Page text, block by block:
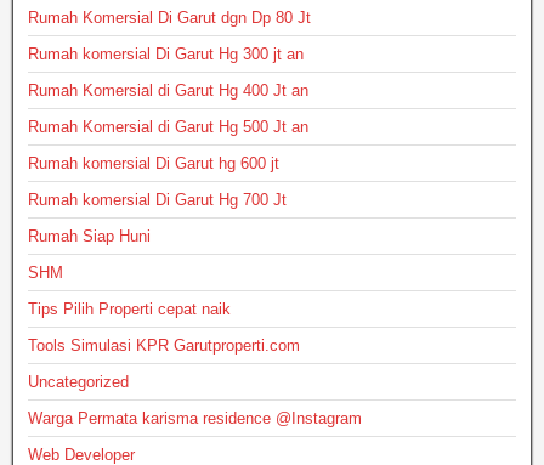
Rumah Komersial Di Garut dgn Dp 80 Jt
Rumah komersial Di Garut Hg 300 jt an
Rumah Komersial di Garut Hg 400 Jt an
Rumah Komersial di Garut Hg 500 Jt an
Rumah komersial Di Garut hg 600 jt
Rumah komersial Di Garut Hg 700 Jt
Rumah Siap Huni
SHM
Tips Pilih Properti cepat naik
Tools Simulasi KPR Garutproperti.com
Uncategorized
Warga Permata karisma residence @Instagram
Web Developer